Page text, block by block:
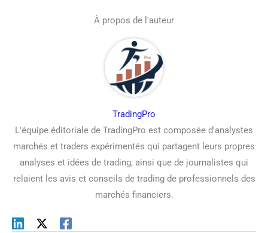
À propos de l'auteur
TradingPro
L'équipe éditoriale de TradingPro est composée d'analystes
marchés et traders expérimentés qui partagent leurs propres
analyses et idées de trading, ainsi que de journalistes qui
relaient les avis et conseils de trading de professionnels des
marchés financiers.